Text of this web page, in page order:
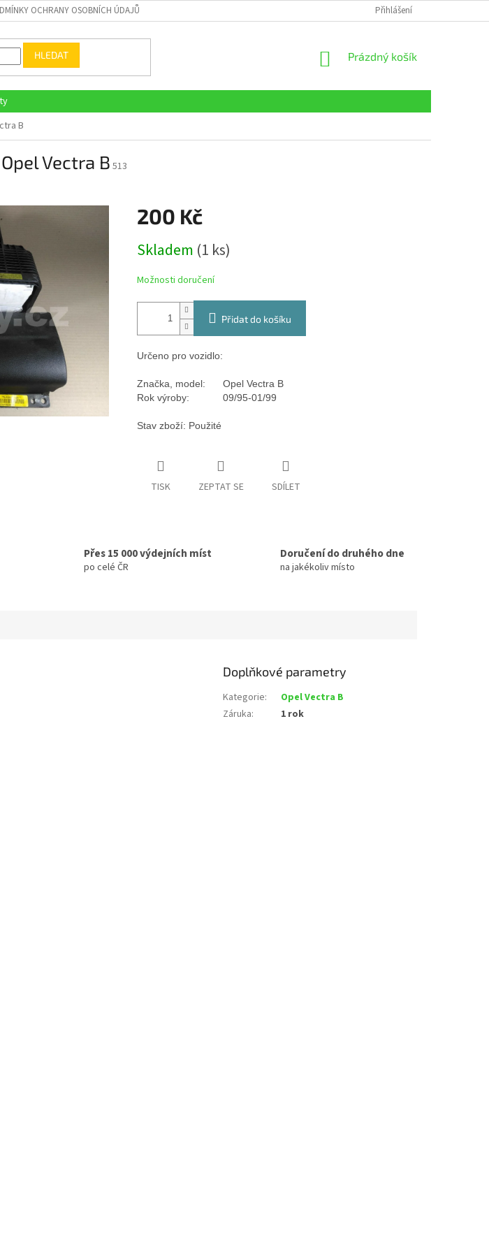
OCHRANY OSOBNÍCH ÚDAJŮ Přihlášení
HLEDAT
NÁKUPNÍ
Prázdný košík
B
Vectra B513
200 Kč
cena:
Skladem (1 ks)
Možnosti doručení
Přidat do košíku
Určeno pro vozidlo:
Značka, model:
Opel Vectra B
Rok výroby:
09/95-01/99
Stav zboží: Použité
TISK ZEPTAT SE SDÍLET
Přes 15 000 výdejních míst
po celé ČR
Doručení do druhého dne
na jakékoliv místo
Doplňkové parametry
Kategorie:
Opel Vectra B
Záruka: 1 rok